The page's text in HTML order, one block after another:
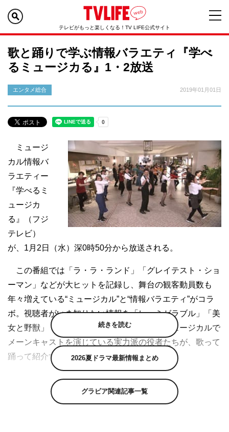
テレビがもっと楽しくなる！TV LIFE公式サイト
歌と踊りで学ぶ情報バラエティ『学べ
るミュージカる』1・2放送
エンタメ総合 2019年01月01日
ミュージ
カル情報バ
ラエティー
『学べるミ
ュージカ
る』（フジ
テレビ）
が、1月2日（水）深0時50分から放送される。
この番組では「ラ・ラ・ランド」「グレイテスト・ショ
ーマン」などが大ヒットを記録し、舞台の観客動員数も
年々増えている“ミュージカル”と“情報バラエティ”がコラ
ボ。視聴者がいま知りたい情報を「レ・ミゼラブル」「美
女と野獣」「ライオンキング」など、有名ミュージカルで
メーンキャストを演じている実力派の役者たちが、歌って
踊って紹介する。
今回取り上げるのは、「東京ミッドタウン日比谷」と
「回転寿司売上No.1スシロー」。2018年にオープンした
続きを読む
2026夏ドラマ最新情報まとめ
グラビア関連記事一覧